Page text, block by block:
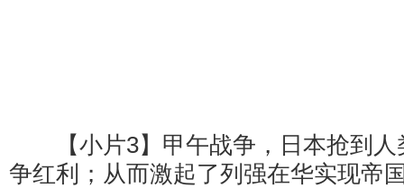
【小片3】甲午战争，日本抢到人
争红利；从而激起了列强在华实现帝